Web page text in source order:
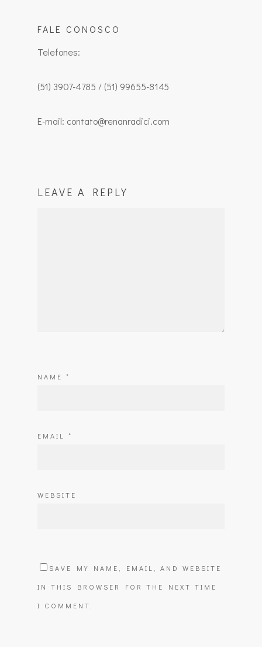
FALE CONOSCO
Telefones:
(51) 3907-4785 / (51) 99655-8145
E-mail: contato@renanradici.com
LEAVE A REPLY
NAME *
EMAIL *
WEBSITE
SAVE MY NAME, EMAIL, AND WEBSITE
IN THIS BROWSER FOR THE NEXT TIME
I COMMENT.